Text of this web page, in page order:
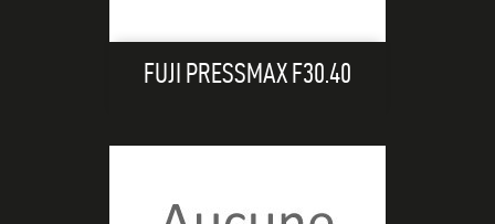
FUJI PRESSMAX F30.40